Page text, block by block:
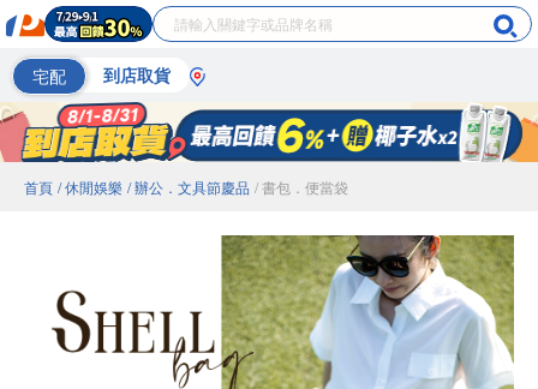
宅配 到店取貨
首頁 / 休閒娛樂 / 辦公．文具節慶品 / 書包．便當袋